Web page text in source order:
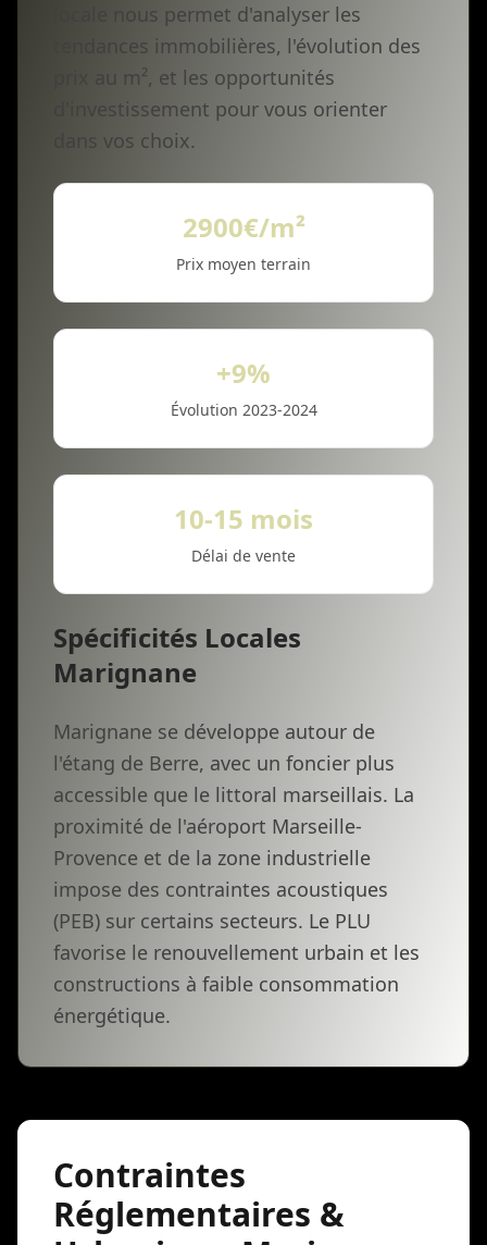
locale nous permet d'analyser les
tendances immobilières, l'évolution des
prix au m², et les opportunités
d'investissement pour vous orienter
dans vos choix.
2900€/m²
Prix moyen terrain
+9%
Évolution 2023-2024
10-15 mois
Délai de vente
Spécificités Locales
Marignane
Marignane se développe autour de
l'étang de Berre, avec un foncier plus
accessible que le littoral marseillais. La
proximité de l'aéroport Marseille-
Provence et de la zone industrielle
impose des contraintes acoustiques
(PEB) sur certains secteurs. Le PLU
favorise le renouvellement urbain et les
constructions à faible consommation
énergétique.
Contraintes
Réglementaires &